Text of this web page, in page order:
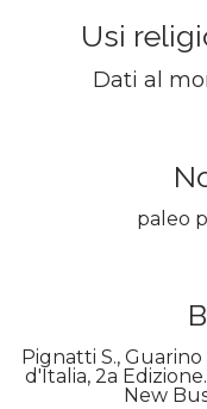
Usi
Dati al
paleo
Pignatti S., Guarino
d'Italia, 2a
New